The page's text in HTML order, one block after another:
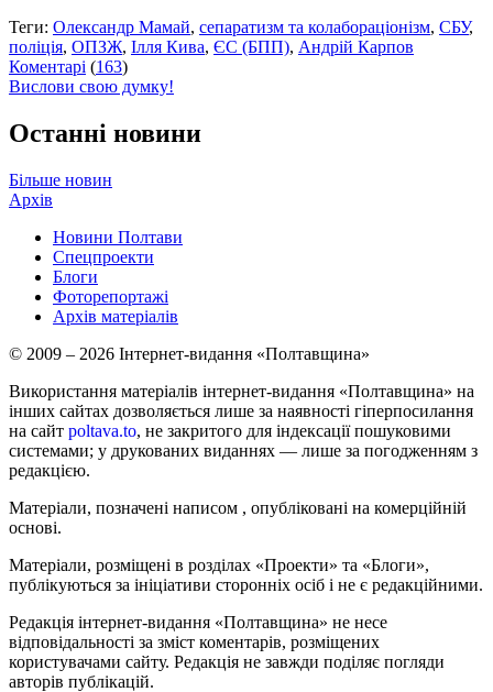
Теги: Олександр Мамай, сепаратизм та колабораціонізм, СБУ,
поліція, ОПЗЖ, Ілля Кива, ЄС (БПП), Андрій Карпов
Коментарі (163)
Вислови свою думку!
Останні новини
Більше новин
Архів
Новини Полтави
Спецпроекти
Блоги
Фоторепортажі
Архів матеріалів
© 2009 – 2026 Інтернет-видання «Полтавщина»
Використання матеріалів інтернет-видання «Полтавщина» на
інших сайтах дозволяється лише за наявності гіперпосилання
на сайт poltava.to, не закритого для індексації пошуковими
системами; у друкованих виданнях — лише за погодженням з
редакцією.
Матеріали, позначені написом , опубліковані на комерційній
основі.
Матеріали, розміщені в розділах «Проекти» та «Блоги»,
публікуються за ініціативи сторонніх осіб і не є редакційними.
Редакція інтернет-видання «Полтавщина» не несе
відповідальності за зміст коментарів, розміщених
користувачами сайту. Редакція не завжди поділяє погляди
авторів публікацій.